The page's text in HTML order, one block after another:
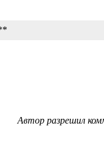
Автор разрешил